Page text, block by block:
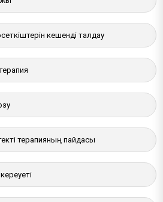
кешенді талдау
терапияның пайдасы